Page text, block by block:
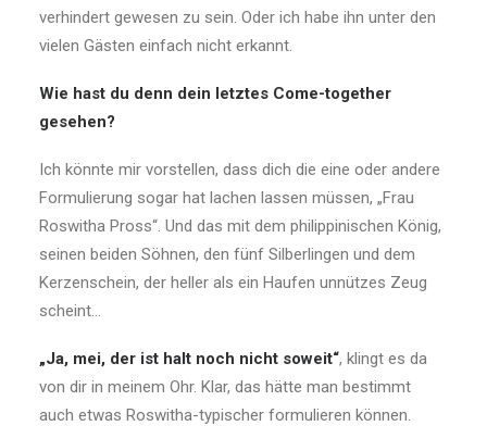
verhindert gewesen zu sein. Oder ich habe ihn unter den
vielen Gästen einfach nicht erkannt.
Wie hast du denn dein letztes Come-together
gesehen?
Ich könnte mir vorstellen, dass dich die eine oder andere
Formulierung sogar hat lachen lassen müssen, „Frau
Roswitha Pross“. Und das mit dem philippinischen König,
seinen beiden Söhnen, den fünf Silberlingen und dem
Kerzenschein, der heller als ein Haufen unnützes Zeug
scheint…
„Ja, mei, der ist halt noch nicht soweit“, klingt es da
von dir in meinem Ohr. Klar, das hätte man bestimmt
auch etwas Roswitha-typischer formulieren können.